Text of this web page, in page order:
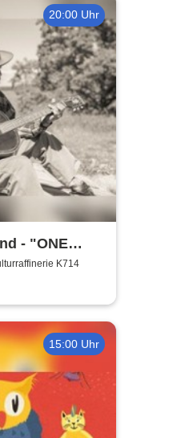
20:00 Uhr
- "ONE
Tour
K714
15:00 Uhr